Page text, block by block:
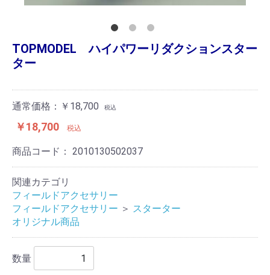
TOPMODEL ハイパワーリダクションスター
ター
通常価格：￥18,700 税込
￥18,700 税込
商品コード： 2010130502037
関連カテゴリ
フィールドアクセサリー
フィールドアクセサリー ＞ スターター
オリジナル商品
数量